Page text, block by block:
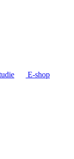
E-shop